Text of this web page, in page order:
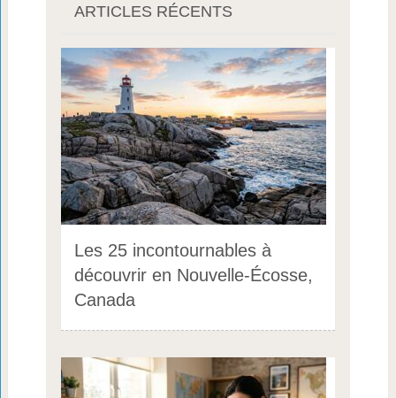
ARTICLES RÉCENTS
Les 25 incontournables à
découvrir en Nouvelle-Écosse,
Canada